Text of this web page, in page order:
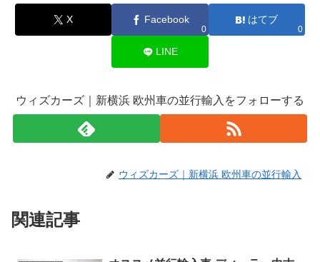
X Facebook
0
はてブ
0
LINE
ウィズカーズ｜新横浜 欧州車の並行輸入をフォローする
ウィズカーズ｜新横浜 欧州車の並行輸入
関連記事